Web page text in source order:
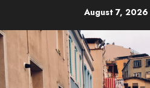
content
August 7, 2026